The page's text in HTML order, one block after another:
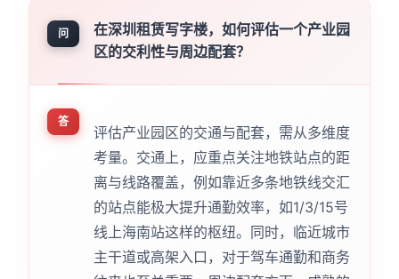
问
在深圳租赁写字楼，如何评估一个产业园
区的交利性与周边配套？
答
评估产业园区的交通与配套，需从多维度
考量。交通上，应重点关注地铁站点的距
离与线路覆盖，例如靠近多条地铁线交汇
的站点能极大提升通勤效率，如1/3/15号
线上海南站这样的枢纽。同时，临近城市
主干道或高架入口，对于驾车通勤和商务